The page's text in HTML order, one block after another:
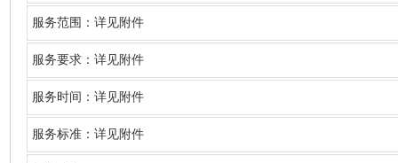
服务范围：详见附件
服务要求：详见附件
服务时间：详见附件
服务标准：详见附件